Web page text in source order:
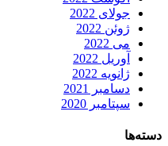
جولای 2022
ژوئن 2022
می 2022
آوریل 2022
ژانویه 2022
دسامبر 2021
سپتامبر 2020
دسته‌ها